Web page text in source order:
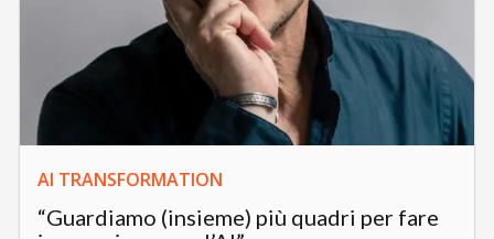
AI TRANSFORMATION
“Guardiamo (insieme) più quadri per fare